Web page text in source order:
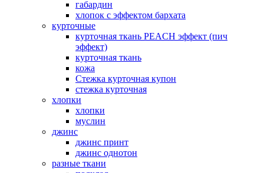
габардин
хлопок с эффектом бархата
курточные
курточная ткань PEACH эффект (пич
эффект)
курточная ткань
кожа
Стежка курточная купон
стежка курточная
хлопки
хлопки
муслин
джинс
джинс принт
джинс однотон
разные ткани